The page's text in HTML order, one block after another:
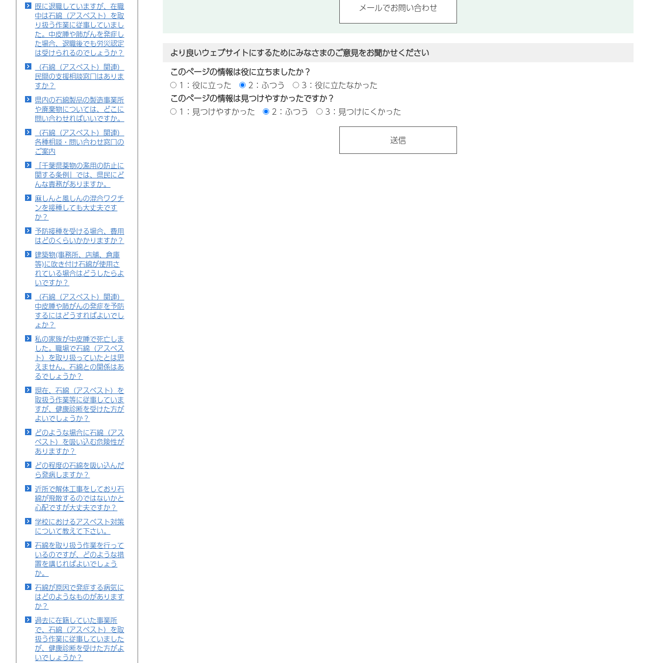
既に退職していますが、在職
中は石綿（アスベスト）を取
り扱う作業に従事していまし
た。中皮腫や肺がんを発症し
た場合、退職後でも労災認定
は受けられるのでしょうか？
（石綿（アスベスト）関連）
民間の支援相談窓口はありま
すか？
県内の石綿製品の製造事業所
や廃棄物については、どこに
問い合わせればいいですか。
（石綿（アスベスト）関連）
各種相談・問い合わせ窓口の
ご案内
「千葉県薬物の濫用の防止に
関する条例」では、県民にど
んな責務がありますか。
麻しんと風しんの混合ワクチ
ンを接種しても大丈夫です
か？
予防接種を受ける場合、費用
はどのくらいかかりますか？
建築物(事務所、店舗、倉庫
等)に吹き付け石綿が使用さ
れている場合はどうしたらよ
いですか？
（石綿（アスベスト）関連）
中皮腫や肺がんの発症を予防
するにはどうすればよいでし
ょか？
私の家族が中皮腫で死亡しま
した。職場で石綿（アスベス
ト）を取り扱っていたとは思
えません。石綿との関係はあ
るでしょうか？
現在、石綿（アスベスト）を
取扱う作業等に従事していま
すが、健康診断を受けた方が
よいでしょうか？
どのような場合に石綿（アス
ベスト）を吸い込む危険性が
ありますか？
どの程度の石綿を吸い込んだ
ら発病しますか？
近所で解体工事をしており石
綿が飛散するのではないかと
心配ですが大丈夫ですか？
学校におけるアスベスト対策
について教えて下さい。
石綿を取り扱う作業を行って
いるのですが、どのような措
置を講じればよいでしょう
か。
石綿が原因で発症する病気に
はどのようなものがあります
か？
過去に在籍していた事業所
で、石綿（アスベスト）を取
扱う作業に従事していました
が、健康診断を受けた方がよ
いでしょうか？
より良いウェブサイトにするためにみなさまのご意見をお聞かせください
このページの情報は役に立ちましたか？
1：役に立った
2：ふつう
3：役に立たなかった
このページの情報は見つけやすかったですか？
1：見つけやすかった
2：ふつう 3：見つけにくかった